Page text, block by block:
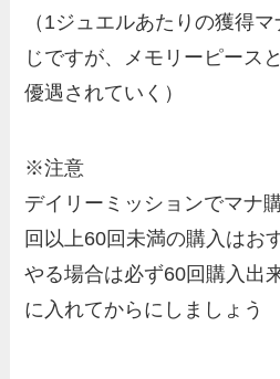
（1ジュエルあたりの獲得
じですが、メモリーピース
優遇されていく）
※注意
デイリーミッションでマナ
回以上60回未満の購入はお
やる場合は必ず60回購入出
に入れてからにしましょう